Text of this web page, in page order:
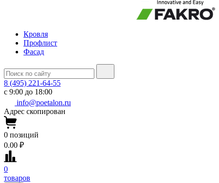
Кровля
Профлист
Фасад
8 (495) 221-64-55
с 9:00 до 18:00
info@poetalon.ru
Адрес скопирован
0 позиций
0.00 ₽
0
товаров